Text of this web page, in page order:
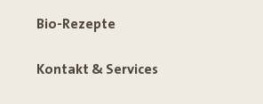
Bio-Rezepte
Kontakt & Services